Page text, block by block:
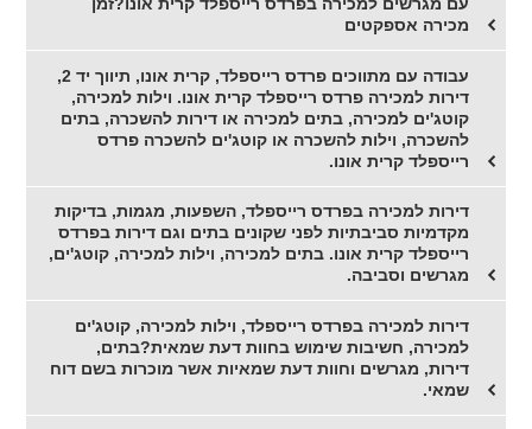
מכירה אספקטים
עבודה עם מתווכים פרדס רייספלד, קרית אונו, תיווך יד 2,
דירות למכירה פרדס רייספלד קרית אונו. וילות למכירה,
קוטג'ים למכירה, בתים למכירה או דירות להשכרה, בתים
להשכרה, וילות להשכרה או קוטג'ים להשכרה פרדס
רייספלד קרית אונו.
דירות למכירה בפרדס רייספלד, השפעות, מגמות, בדיקות
מקדמיות סביבתיות לפני שקונים בתים וגם דירות בפרדס
רייספלד קרית אונו. בתים למכירה, וילות למכירה, קוטג'ים,
מגרשים וסביבה.
דירות למכירה בפרדס רייספלד, וילות למכירה, קוטג'ים
למכירה, חשיבות שימוש בחוות דעת שמאית?בתים,
דירות, מגרשים וחוות דעת שמאיות אשר מוכרות בשם דוח
שמאי.